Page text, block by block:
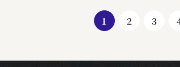
1 2 3